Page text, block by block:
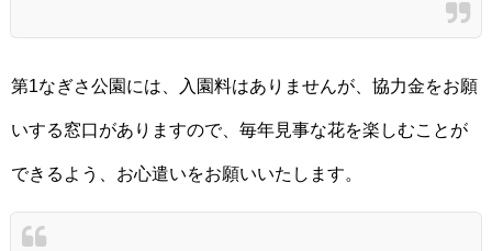
第1なぎさ公園には、入園料はありませんが、協力金をお願
いする窓口がありますので、毎年見事な花を楽しむことが
できるよう、お心遣いをお願いいたします。